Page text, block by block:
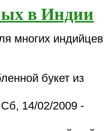
в Индии
многих индийцев
букет из
14/02/2009 -